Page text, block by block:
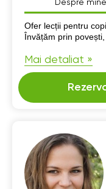
Despre mine
Despre mine
Ofer lecții pentru
Învățăm prin
Mai detaliat »